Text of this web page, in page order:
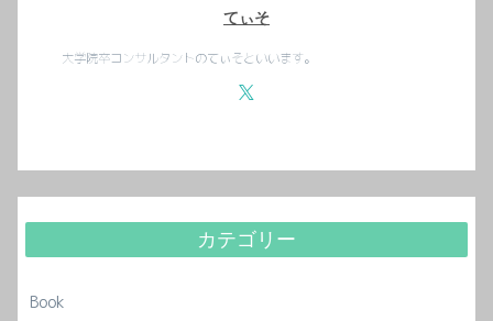
てぃそ
大学院卒コンサルタントのてぃそといいます。
カテゴリー
Book